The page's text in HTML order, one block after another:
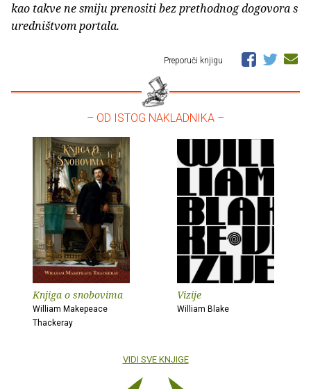
kao takve ne smiju prenositi bez prethodnog dogovora s
uredništvom portala.
Preporuči knjigu
– OD ISTOG NAKLADNIKA –
Knjiga o snobovima
William Makepeace
Thackeray
Vizije
William Blake
VIDI SVE KNJIGE